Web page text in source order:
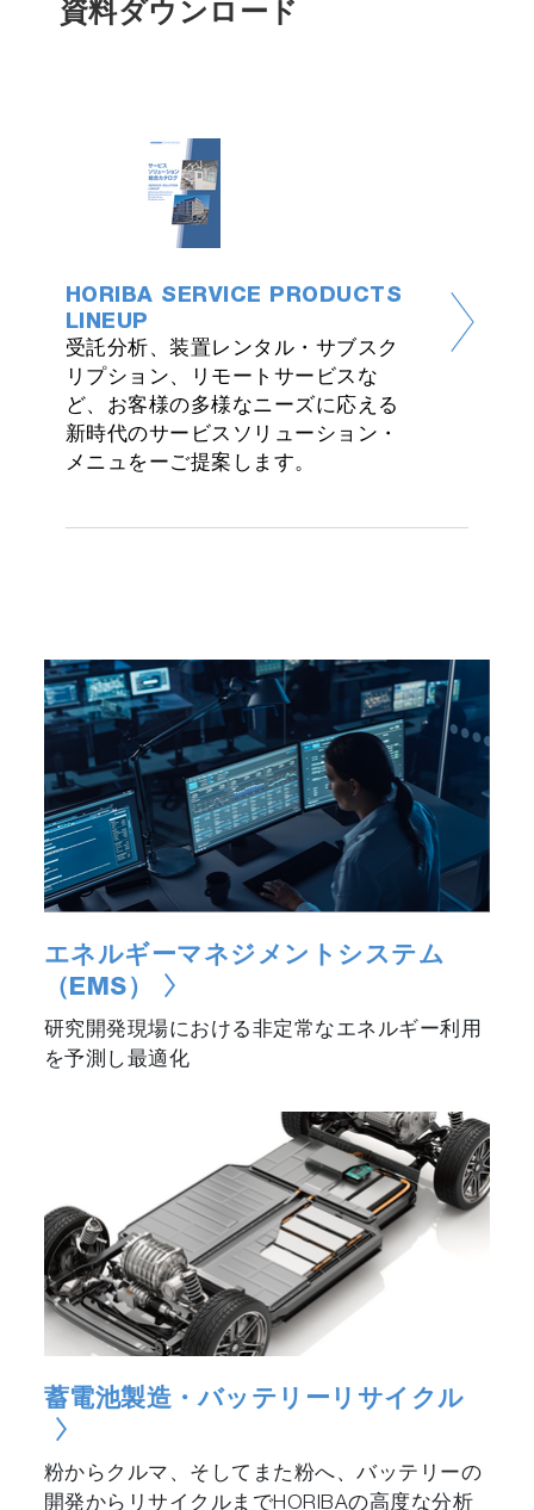
資料ダウンロード
HORIBA SERVICE PRODUCTS
LINEUP
受託分析、装置レンタル・サブスク
リプション、リモートサービスな
ど、お客様の多様なニーズに応える
新時代のサービスソリューション・
メニュをーご提案します。
エネルギーマネジメントシステム
（EMS）
研究開発現場における非定常なエネルギー利用
を予測し最適化
蓄電池製造・バッテリーリサイクル
粉からクルマ、そしてまた粉へ、バッテリーの
開発からリサイクルまでHORIBAの高度な分析